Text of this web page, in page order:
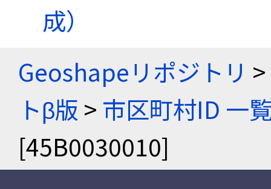
成）
Geoshapeリポジトリ >
トβ版 > 市区町村ID 一
[45B0030010]